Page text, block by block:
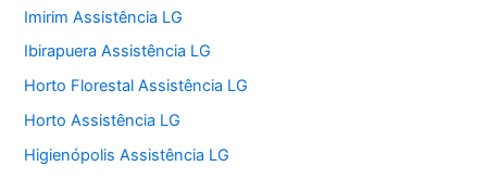
Imirim Assistência LG
Ibirapuera Assistência LG
Horto Florestal Assistência LG
Horto Assistência LG
Higienópolis Assistência LG